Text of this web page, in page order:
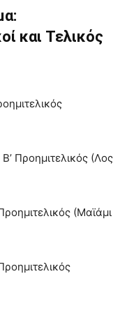
και Τελικός
Β’ Προημιτελικός (Λος
(Μαϊάμι